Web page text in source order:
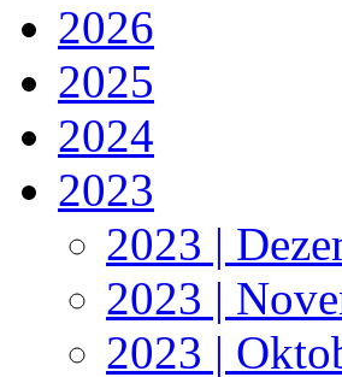
2026
2025
2024
2023
2023 |
2023 |
2023 |